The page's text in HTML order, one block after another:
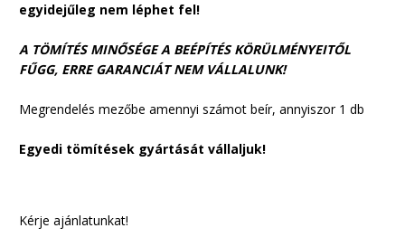
egyidejűleg nem léphet fel!
A TÖMÍTÉS MINŐSÉGE A BEÉPÍTÉS KÖRÜLMÉNYEITŐL
FŰGG, ERRE GARANCIÁT NEM VÁLLALUNK!
Megrendelés mezőbe amennyi számot beír, annyiszor 1 db
Egyedi tömítések gyártását vállaljuk!
Kérje ajánlatunkat!